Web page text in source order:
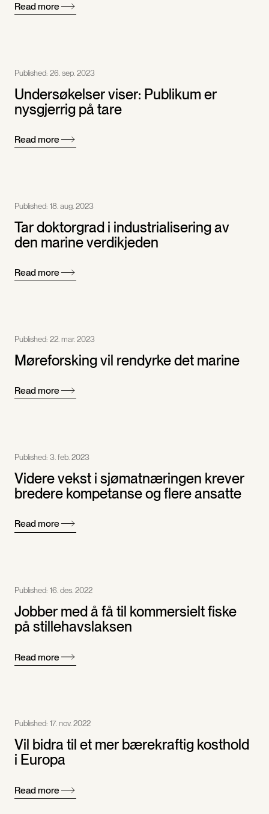
Read more
Published: 26. sep. 2023
Undersøkelser viser: Publikum er
nysgjerrig på tare
Read more
Published: 18. aug. 2023
Tar doktorgrad i industrialisering av
den marine verdikjeden
Read more
Published: 22. mar. 2023
Møreforsking vil rendyrke det marine
Read more
Published: 3. feb. 2023
Videre vekst i sjømatnæringen krever
bredere kompetanse og flere ansatte
Read more
Published: 16. des. 2022
Jobber med å få til kommersielt fiske
på stillehavslaksen
Read more
Published: 17. nov. 2022
Vil bidra til et mer bærekraftig kosthold
i Europa
Read more